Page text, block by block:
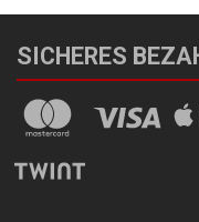
SICHERES